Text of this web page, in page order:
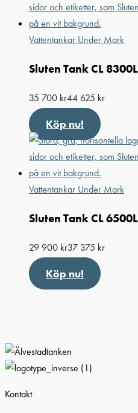
Vattentankar Under Mark
Sluten Tank CL
35 700 kr44 625 kr
Köp nu!
Vattentankar Under Mark
Sluten Tank CL
29 900 kr37 375 kr
Köp nu!
Kontakt